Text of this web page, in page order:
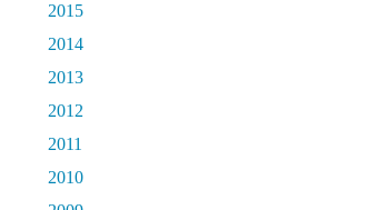
2015
2014
2013
2012
2011
2010